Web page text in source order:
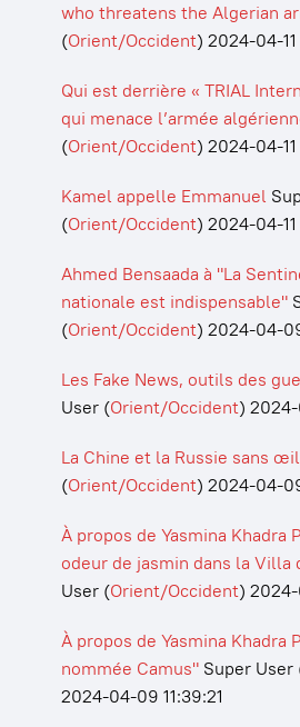
who threatens the Algerian
(Orient/Occident) 2024-04-11
Qui est derrière « TRIAL
qui menace l’armée
(Orient/Occident) 2024-04-11
Kamel appelle Emmanuel
(Orient/Occident) 2024-04-
Ahmed Bensaada à "La
nationale est indispensable"
(Orient/Occident) 2024-04-
Les Fake News, outils des
User (Orient/Occident) 2024-
La Chine et la Russie sans
(Orient/Occident) 2024-04-
À propos de Yasmina Khadra
odeur de jasmin dans la Villa
User (Orient/Occident) 2024-
À propos de Yasmina Khadra
nommée Camus" Super User
2024-04-09 11:39:21